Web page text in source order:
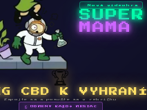
Nová videohra
SUPER
MAMA
🏆
CBD K VYHRANÍ
Zapojte sa a posuňte sa v rebríčku
🗓 ODMENY KAŽDÝ MESIAC